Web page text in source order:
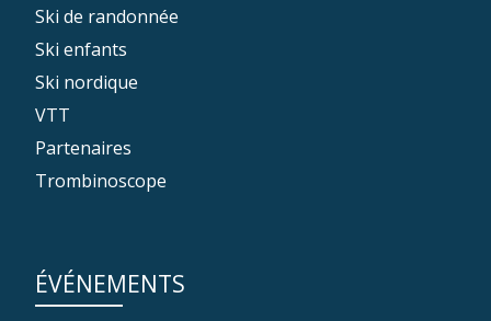
Ski de randonnée
Ski enfants
Ski nordique
VTT
Partenaires
Trombinoscope
ÉVÉNEMENTS